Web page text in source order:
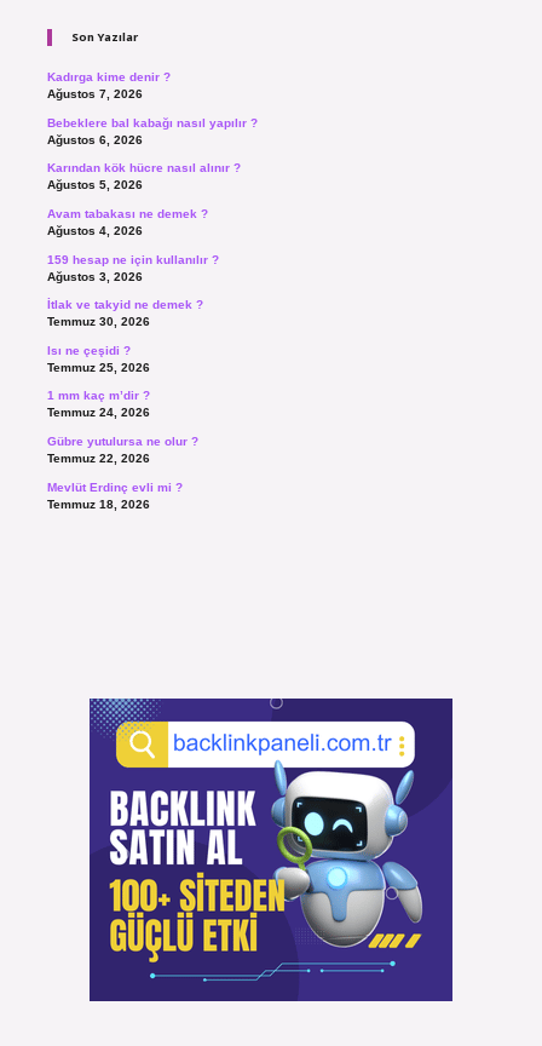
Son Yazılar
Kadırga kime denir ?
Ağustos 7, 2026
Bebeklere bal kabağı nasıl yapılır ?
Ağustos 6, 2026
Karından kök hücre nasıl alınır ?
Ağustos 5, 2026
Avam tabakası ne demek ?
Ağustos 4, 2026
159 hesap ne için kullanılır ?
Ağustos 3, 2026
İtlak ve takyid ne demek ?
Temmuz 30, 2026
Isı ne çeşidi ?
Temmuz 25, 2026
1 mm kaç m’dir ?
Temmuz 24, 2026
Gübre yutulursa ne olur ?
Temmuz 22, 2026
Mevlüt Erdinç evli mi ?
Temmuz 18, 2026